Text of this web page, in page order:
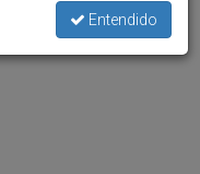
Entendido